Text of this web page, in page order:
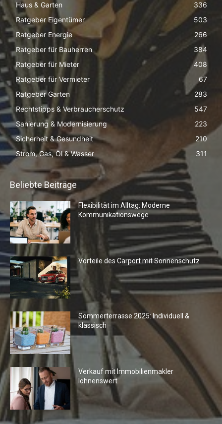
Haus & Garten
336
Ratgeber Eigentümer
503
Ratgeber Energie
266
Ratgeber für Bauherren
384
Ratgeber für Mieter
408
Ratgeber für Vermieter
67
Ratgeber Garten
283
Rechtstipps & Verbraucherschutz
547
Sanierung & Modernisierung
223
Sicherheit & Gesundheit
210
Strom, Gas, Öl & Wasser
311
Beliebte Beiträge
Flexibilität im Alltag: Moderne
Kommunikationswege
Vorteile des Carport mit Sonnenschutz
Sommerterrasse 2025: Individuell &
klassisch
Verkauf mit Immobilienmakler
lohnenswert